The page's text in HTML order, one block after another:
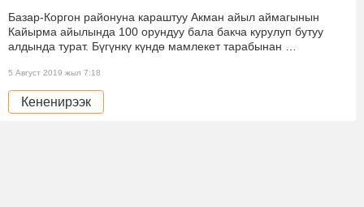
Базар-Коргон районуна караштуу Акман айыл аймагынын
Кайырма айылында 100 орундуу бала бакча курулуп бутуу
алдында турат. Бүгүнкү күндө мамлекет тарабынан …
5 Август 2019 жыл 7:18
Кененирээк